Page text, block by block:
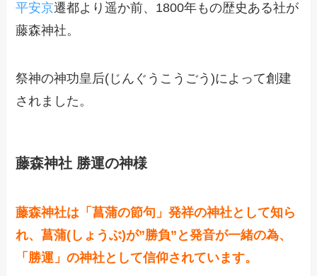
平安京遷都より遥か前、1800年もの歴史ある社が
藤森神社。
祭神の神功皇后(じんぐうこうごう)によって創建
されました。
藤森神社 勝運の神様
藤森神社は「菖蒲の節句」発祥の神社として知ら
れ、菖蒲(しょうぶ)が”勝負”と発音が一緒の為、
「勝運」の神社として信仰されています。